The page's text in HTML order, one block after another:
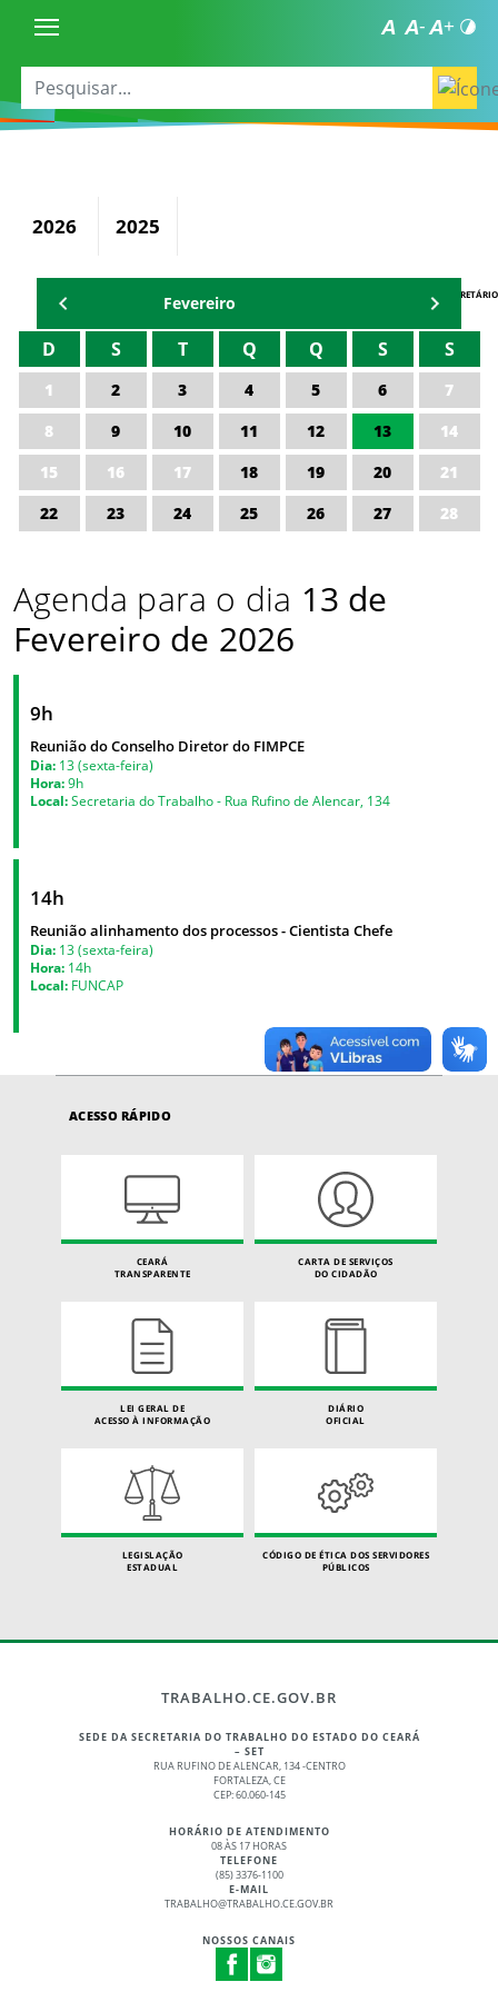
2026 2025
AGENDA DO SECRETÁRIO
Fevereiro
D S T Q Q S S
1 2 3 4 5 6
7
8
9 10 11 12 13
14
15
16 17 18 19 20
21
22
23 24 25 26 27 28
Agenda para o dia 13 de
Fevereiro de 2026
9h
Reunião do Conselho Diretor do FIMPCE
Dia: 13 (sexta-feira)
Hora:9h
Local:Secretaria do Trabalho - Rua Rufino de Alencar, 134
14h
Reunião alinhamento dos processos - Cientista Chefe
Dia: 13 (sexta-feira)
Hora: 14h
Local: FUNCAP
ACESSO RÁPIDO
CEARÁ
TRANSPARENTE
CARTA DE SERVIÇOS
DO CIDADÃO
LEI GERAL DE
ACESSO À INFORMAÇÃO
DIÁRIO
OFICIAL
LEGISLAÇÃO
ESTADUAL
CÓDIGO DE ÉTICA DOS SERVIDORES
PÚBLICOS
TRABALHO.CE.GOV.BR
SEDE DA SECRETARIA DO TRABALHO DO ESTADO DO CEARÁ
– SET
RUA RUFINO DE ALENCAR, 134 -CENTRO
FORTALEZA, CE
CEP: 60.060-145
HORÁRIO DE ATENDIMENTO
08 ÀS 17 HORAS
TELEFONE
(85) 3376-1100
E-MAIL
TRABALHO@TRABALHO.CE.GOV.BR
NOSSOS CANAIS